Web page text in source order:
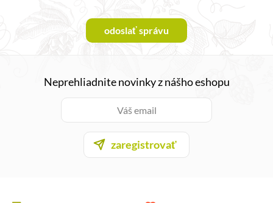
odoslať správu
Neprehliadnite novinky z nášho eshopu
zaregistrovať